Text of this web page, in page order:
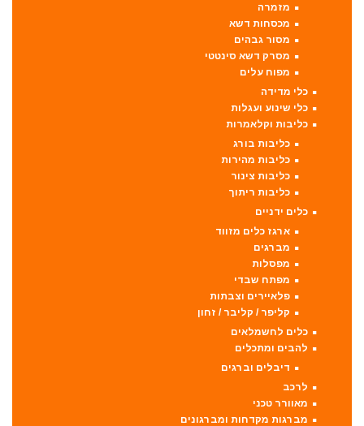
מזמרה
מכסחות דשא
מסור גבהים
מסרק דשא סינטטי
מפוח עלים
כלי מדידה
כלי שינוע ועגלות
כליבות וקלאמרות
כליבות בורג
כליבות מהירות
כליבות צינור
כליבות ריתוך
כלים ידניים
ארגז כלים מזווד
מברגים
מפסלות
מפתח שבדי
פלאיירים וצבתות
קליפר / קליבר / זחון
כלים לחשמלאים
להבים ומתכלים
דיבלים וברגים
לרכב
מאוורר טכני
מברגות מקדחות ומברגונים